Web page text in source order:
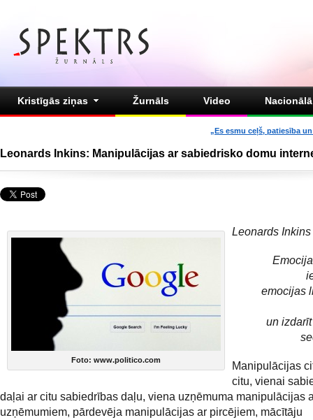
Kristīgās ziņas Žurnāls Video
„Es esmu ceļš, patiesība
Leonards Inkins: Manipulācijas ar sabiedrisko domu
Foto: www.politico.com
Leonards Inkins
emocijas
un
Manipulācijas
citu, vienai
daļai ar citu sabiedrības daļu, viena uzņēmuma manipulācijas
uzņēmumiem, pārdevēja manipulācijas ar pircējiem, mācītāju